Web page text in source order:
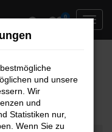
0
und unsere
Wir
und
Statistiken nur,
Wenn Sie zu